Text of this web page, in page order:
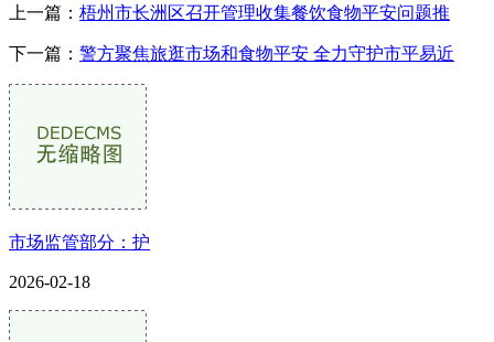
上一篇： 梧州市长洲区召开管理收集餐饮食物平安问题推
下一篇： 警方聚焦旅逛市场和食物平安 全力守护市平易近
市场监管部分：护
2026-02-18